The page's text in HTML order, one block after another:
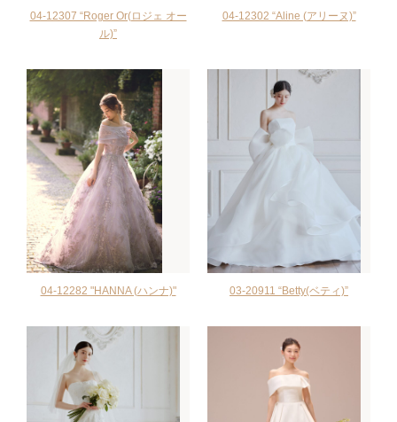
04-12307 “Roger Or(ロジェ オー
ル)”
04-12302 “Aline (アリーヌ)”
04-12282 "HANNA (ハンナ)" 03-20911 “Betty(ベティ)”